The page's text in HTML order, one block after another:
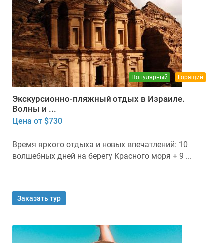
Популярный Горящий
Экскурсионно-пляжный отдых в Израиле.
Волны и ...
Цена от $730
Время яркого отдыха и новых впечатлений: 10
волшебных дней на берегу Красного моря + 9 ...
Заказать тур